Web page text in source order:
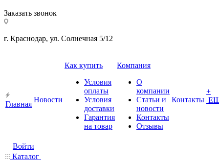
Заказать звонок
г. Краснодар, ул. Солнечная 5/12
Главная
Новости
Как купить
Условия
оплаты
Условия
доставки
Гарантия
на товар
Компания
О
компании
Статьи и
новости
Контакты
Отзывы
Контакты
+
Войти
Каталог